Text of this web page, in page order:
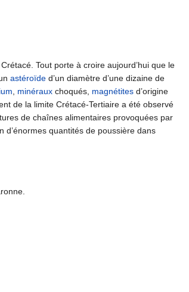
Tout porte à croire aujourd’hui que le
astéroïde d’un diamètre d’une dizaine de
, minéraux choqués, magnétites d’origine
de la limite Crétacé-Tertiaire a été observé
de chaînes alimentaires provoquées par
d’énormes quantités de poussière dans